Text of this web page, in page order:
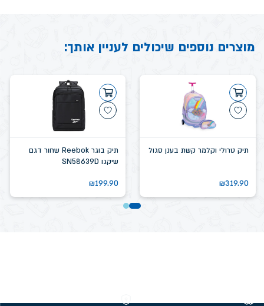
מוצרים נוספים שיכולים לעניין אותך:
תיק טרולי וקלמר קשת בענן סגול
₪319.90
תיק בוגר Reebok שחור דגם
שיקגו SN58639D
₪199.90